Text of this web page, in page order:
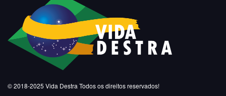
© 2018-2025 Vida Destra Todos os direitos reservados!